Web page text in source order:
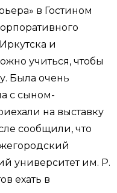
в Гостином
и
учиться, чтобы
Была очень
с сыном-
на выставку
сообщили, что
университет им. Р.
ехать в